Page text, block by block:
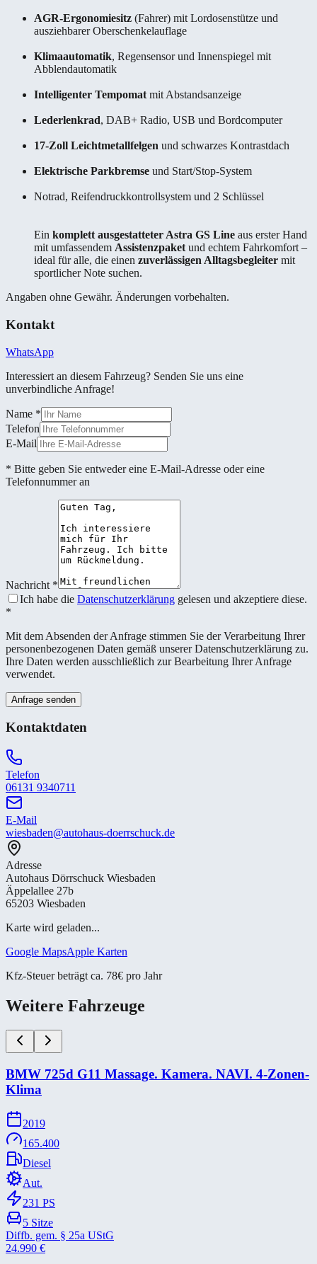
AGR-Ergonomiesitz (Fahrer) mit Lordosenstütze und
ausziehbarer Oberschenkelauflage
Klimaautomatik, Regensensor und Innenspiegel mit
Abblendautomatik
Intelligenter Tempomat mit Abstandsanzeige
Lederlenkrad, DAB+ Radio, USB und Bordcomputer
17-Zoll Leichtmetallfelgen und schwarzes Kontrastdach
Elektrische Parkbremse und Start/Stop-System
Notrad, Reifendruckkontrollsystem und 2 Schlüssel
Ein komplett ausgestatteter Astra GS Line aus erster Hand
mit umfassendem Assistenzpaket und echtem Fahrkomfort –
ideal für alle, die einen zuverlässigen Alltagsbegleiter mit
sportlicher Note suchen.
Angaben ohne Gewähr. Änderungen vorbehalten.
Kontakt
WhatsApp
Interessiert an diesem Fahrzeug? Senden Sie uns eine
unverbindliche Anfrage!
Name *
Telefon
E-Mail
* Bitte geben Sie entweder eine E-Mail-Adresse oder eine
Telefonnummer an
Nachricht *
Ich habe die Datenschutzerklärung gelesen und akzeptiere diese.
*
Mit dem Absenden der Anfrage stimmen Sie der Verarbeitung Ihrer
personenbezogenen Daten gemäß unserer Datenschutzerklärung zu.
Ihre Daten werden ausschließlich zur Bearbeitung Ihrer Anfrage
verwendet.
Anfrage senden
Kontaktdaten
Telefon
06131 9340711
E-Mail
wiesbaden@autohaus-doerrschuck.de
Adresse
Autohaus Dörrschuck Wiesbaden
Äppelallee 27b
65203 Wiesbaden
Karte wird geladen...
Google MapsApple Karten
Kfz-Steuer beträgt ca. 78€ pro Jahr
Weitere Fahrzeuge
BMW 725d G11 Massage. Kamera. NAVI. 4-​Zonen-​
Klima
2019
165.400
Diesel
Aut.
231 PS
5 Sitze
Diffb. gem. § 25a UStG
24.990 €